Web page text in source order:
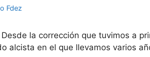
Fdez
la corrección que tuvimos a
alcista en el que llevamos varios